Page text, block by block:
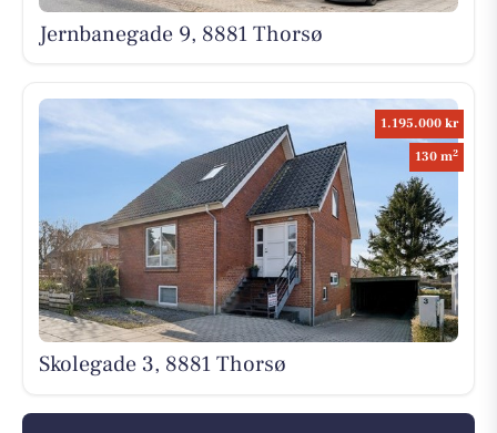
Jernbanegade 9, 8881 Thorsø
1.195.000 kr
130 m2
Skolegade 3, 8881 Thorsø